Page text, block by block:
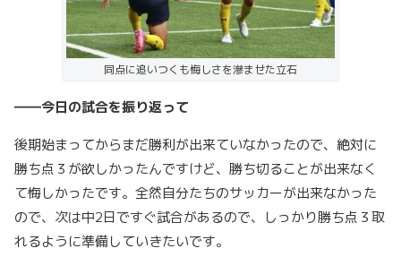
同点に追いつくも悔しさを滲ませた立石
――今日の試合を振り返って
後期始まってからまだ勝利が出来ていなかったので、絶対に
勝ち点３が欲しかったんですけど、勝ち切ることが出来なく
て悔しかったです。全然自分たちのサッカーが出来なかった
ので、次は中2日ですぐ試合があるので、しっかり勝ち点３取
れるように準備していきたいです。